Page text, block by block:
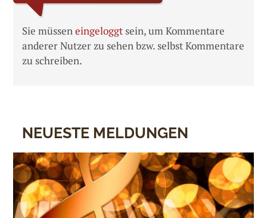
Sie müsseneingeloggt sein, um Kommentare
anderer Nutzer zu sehen bzw. selbst Kommentare
zu schreiben.
NEUESTE MELDUNGEN